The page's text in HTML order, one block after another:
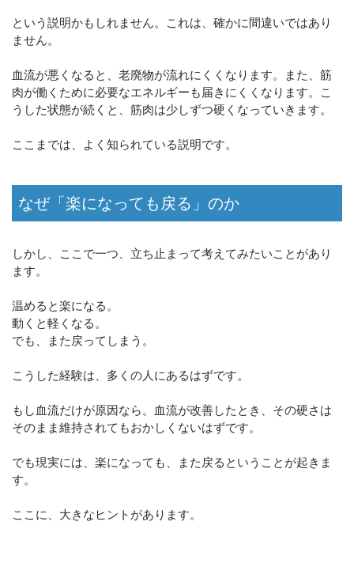
という説明かもしれません。これは、確かに間違いではあり
ません。
血流が悪くなると、老廃物が流れにくくなります。また、筋
肉が働くために必要なエネルギーも届きにくくなります。こ
うした状態が続くと、筋肉は少しずつ硬くなっていきます。
ここまでは、よく知られている説明です。
なぜ「楽になっても戻る」のか
しかし、ここで一つ、立ち止まって考えてみたいことがあり
ます。
温めると楽になる。
動くと軽くなる。
でも、また戻ってしまう。
こうした経験は、多くの人にあるはずです。
もし血流だけが原因なら。血流が改善したとき、その硬さは
そのまま維持されてもおかしくないはずです。
でも現実には、楽になっても、また戻るということが起きま
す。
ここに、大きなヒントがあります。